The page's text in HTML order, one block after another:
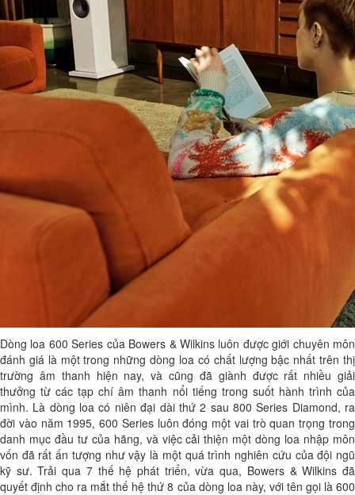
Dòng loa 600 Series của Bowers & Wilkins luôn được giới chuyên môn
đánh giá là một trong những dòng loa có chất lượng bậc nhất trên thị
trường âm thanh hiện nay, và cũng đã giành được rất nhiều giải
thưởng từ các tạp chí âm thanh nổi tiếng trong suốt hành trình của
mình. Là dòng loa có niên đại dài thứ 2 sau 800 Series Diamond, ra
đời vào năm 1995, 600 Series luôn đóng một vai trò quan trọng trong
danh mục đầu tư của hãng, và việc cải thiện một dòng loa nhập môn
vốn đã rất ấn tượng như vậy là một quá trình nghiên cứu của đội ngũ
kỹ sư. Trải qua 7 thế hệ phát triển, vừa qua, Bowers & Wilkins đã
quyết định cho ra mắt thế hệ thứ 8 của dòng loa này, với tên gọi là 600